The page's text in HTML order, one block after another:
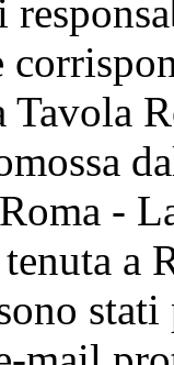
Tavola
-